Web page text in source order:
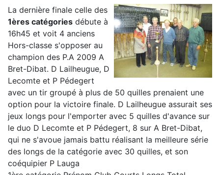
La dernière finale celle des
1ères catégories débute à
16h45 et voit 4 anciens
Hors-classe s'opposer au
champion des P.A 2009 A
Bret-Dibat. D Lailheugue, D
Lecomte et P Pédegert
avec un tir groupé à plus de 50 quilles prenaient une
option pour la victoire finale. D Lailheugue assurait ses
jeux longs pour l'emporter avec 5 quilles d'avance sur
le duo D Lecomte et P Pédegert, 8 sur A Bret-Dibat,
qui ne s'avoue jamais battu réalisant la meilleure série
des longs de la catégorie avec 30 quilles, et son
coéquipier P Lauga